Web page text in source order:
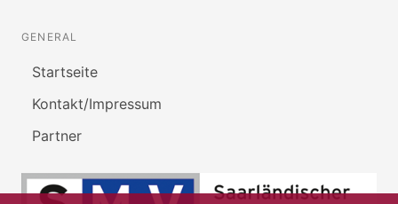
GENERAL
Startseite
Kontakt/Impressum
Partner